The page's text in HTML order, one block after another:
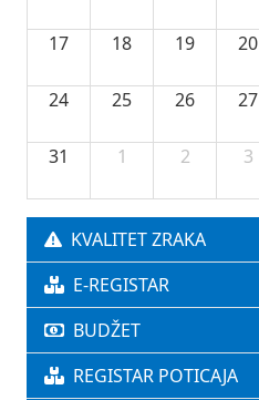
17 18 19 20
24 25 26 27
31 1 2 3
KVALITET ZRAKA
E-REGISTAR
BUDŽET
REGISTAR POTICAJA